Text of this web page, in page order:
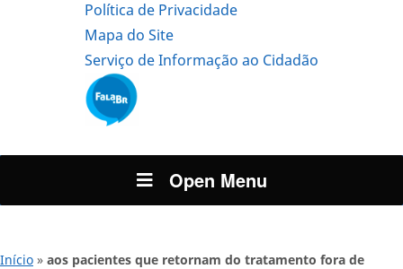
Política de Privacidade
Mapa do Site
Serviço de Informação ao Cidadão
Open Menu
Início » aos pacientes que retornam do tratamento fora de